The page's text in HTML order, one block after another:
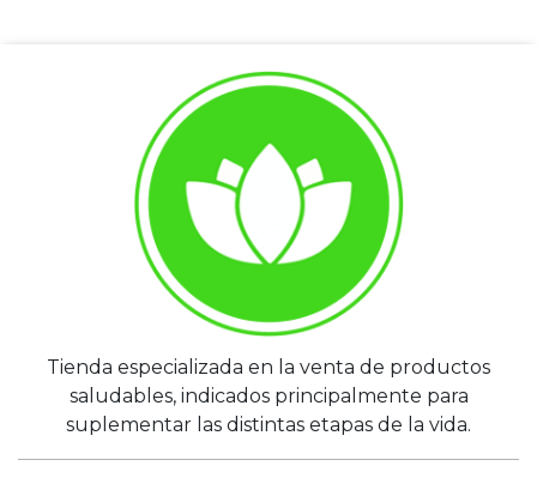
Tienda especializada en la venta de productos
saludables, indicados principalmente para
suplementar las distintas etapas de la vida.